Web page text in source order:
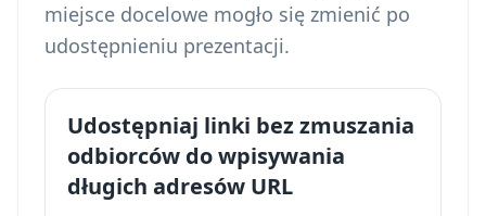
miejsce docelowe mogło się zmienić po
udostępnieniu prezentacji.
Udostępniaj linki bez zmuszania
odbiorców do wpisywania
długich adresów URL